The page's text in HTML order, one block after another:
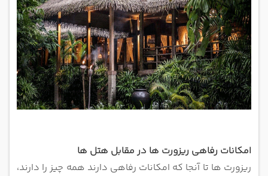
امکانات رفاهی ریزورت ها در مقابل هتل ها
ریزورت ها تا آنجا که امکانات رفاهی دارند همه چیز را دارند،